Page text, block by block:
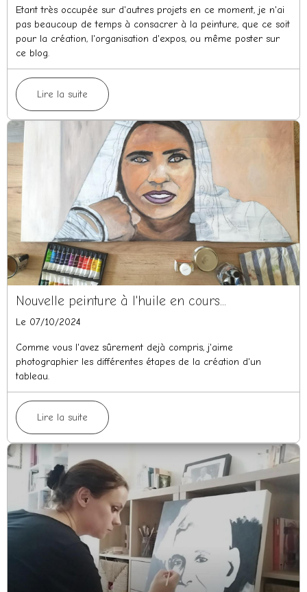
Etant très occupée sur d'autres projets en ce moment, je n'ai
pas beaucoup de temps à consacrer à la peinture, que ce soit
pour la création, l'organisation d'expos, ou même poster sur
ce blog.
Lire la suite
Nouvelle peinture à l'huile en cours...
Le 07/10/2024
Comme vous l'avez sûrement dejà compris, j'aime
photographier les différentes étapes de la création d'un
tableau.
Lire la suite